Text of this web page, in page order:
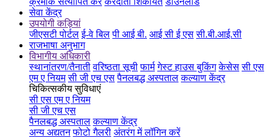
सेवा केंद्र
उपयोगी कड़ियां
जीएसटी पोर्टल ई-वे बिल पी आई बी. आई सी ई एस सी.बी.आई.सी
राजभाषा अनुभाग
विभागीय अधिकारी
स्थानांतरण/तैनाती वरिष्ठता सूची फार्म गेस्ट हाउस बुकिंग केसेस सी एस
एम ए नियम सी जी एच एस पैनलबद्ध अस्पताल कल्याण केंद्र
चिकित्सकीय सुविधाएं
सी एस एम ए नियम
सी जी एच एस
पैनलबद्ध अस्पताल कल्याण केंद्र
अन्य अद्यतन फोटो गैलरी अंतरंग में लॉगिन करें